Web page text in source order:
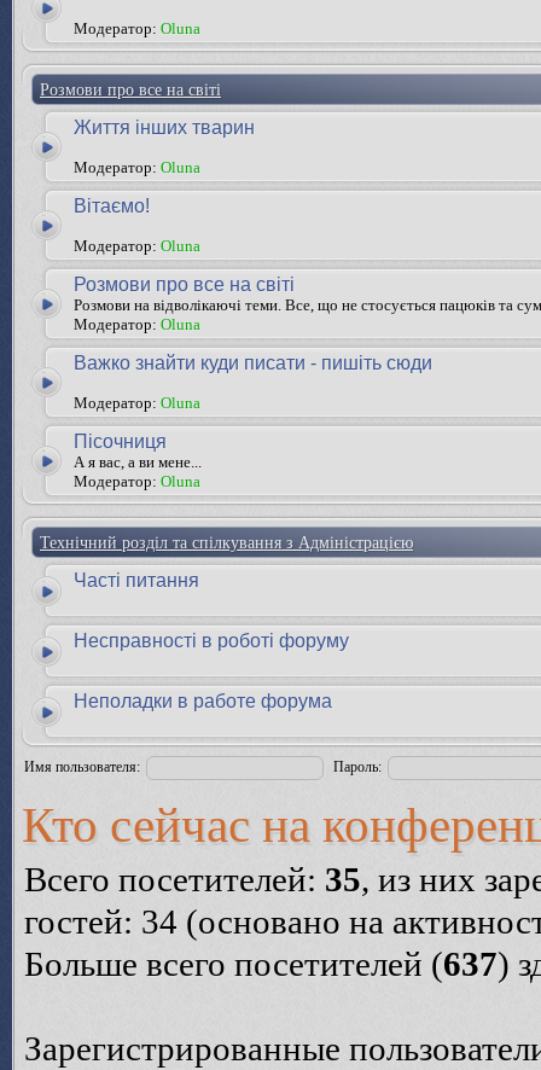
Модератор: Oluna
Розмови про все на світі
Життя інших тварин
Модератор: Oluna
Вітаємо!
Модератор: Oluna
Розмови про все на світі
Розмови на відволікаючі теми. Все, що не стосується пацюків та
Модератор: Oluna
Важко знайти куди писати - пишіть сюди
Модератор: Oluna
Пісочниця
А я вас, а ви мене...
Модератор: Oluna
Технічний розділ та спілкування з Адміністрацією
Часті питання
Несправності в роботі форуму
Неполадки в работе форума
Имя пользователя: Пароль:
Кто сейчас на
Всего посетителей: 35, из них
гостей: 34 (основано на
Больше всего посетителей (637)
Зарегистрированные